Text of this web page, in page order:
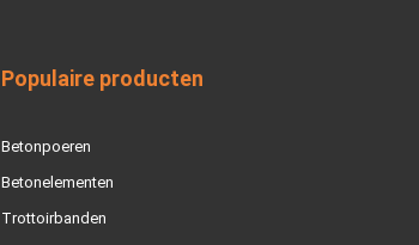
Populaire producten
Betonpoeren
Betonelementen
Trottoirbanden